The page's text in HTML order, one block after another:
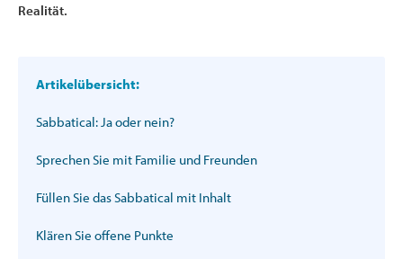
Realität.
Artikelübersicht:
Sabbatical: Ja oder nein?
Sprechen Sie mit Familie und Freunden
Füllen Sie das Sabbatical mit Inhalt
Klären Sie offene Punkte